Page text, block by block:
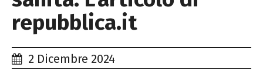
repubblica.it
2 Dicembre 2024